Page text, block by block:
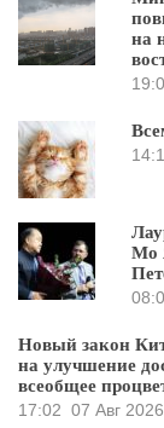
на
Мо
Новый закон
на улучшение
всеобщее
17:02 07 Авг 2026